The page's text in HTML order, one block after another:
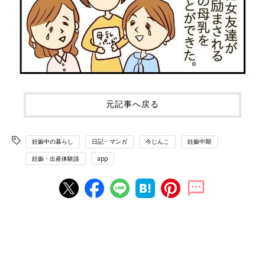
元記事へ戻る
妊娠中の暮らし 日記・マンガ 今じんこ 妊娠中期
妊娠・出産体験談 app